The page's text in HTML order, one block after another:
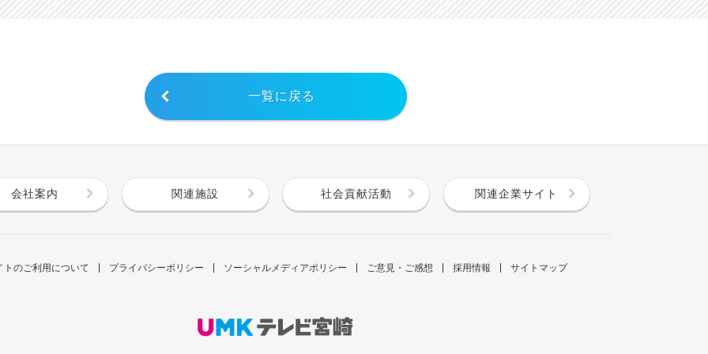
一覧に戻る
会社案内 関連施設 社会貢献活動 関連企業サイト
トのご利用について プライバシーポリシー ソーシャルメディアポリシー ご意見・ご感想 採用情報 サイトマップ